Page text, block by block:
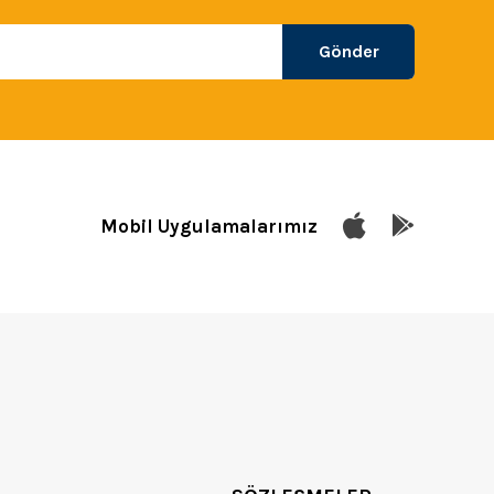
Gönder
Mobil Uygulamalarımız